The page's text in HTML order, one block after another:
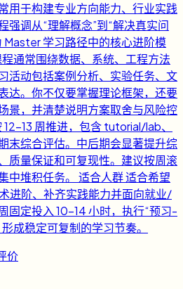
用于构建专业方向能力、行业实践
强调从“理解概念”到“解决真实问
Master 学习路径中的核心进阶模
通常围绕数据、系统、工程方法
活动包括案例分析、实验任务、文
达。你不仅要掌握理论框架，还要
景，并清楚说明方案取舍与风险控
13 周推进，包含 tutorial/lab、
末综合评估。中后期会显著提升综
质量保证和可复现性。建议按周滚
中堆积任务。 适合人群 适合希望
进阶、补齐实践能力并面向就业/
固定投入 10-14 小时，执行“预习-
成稳定可复制的学习节奏。
价